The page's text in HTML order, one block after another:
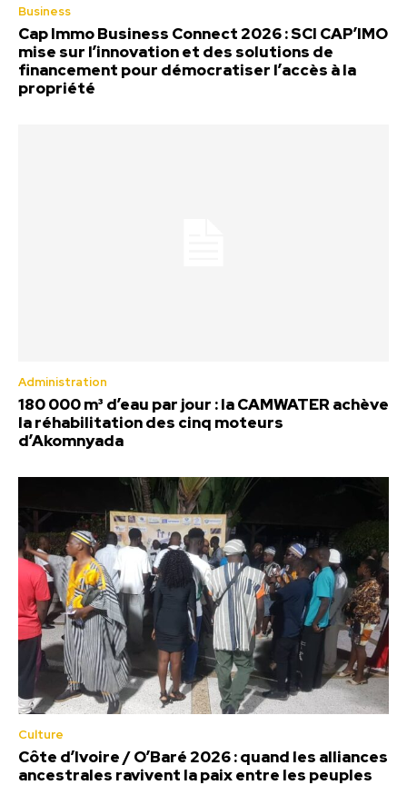
Business
Cap Immo Business Connect 2026 : SCI CAP’IMO
mise sur l’innovation et des solutions de
financement pour démocratiser l’accès à la
propriété
Administration
180 000 m³ d’eau par jour : la CAMWATER achève
la réhabilitation des cinq moteurs
d’Akomnyada
Culture
Côte d’Ivoire / O’Baré 2026 : quand les alliances
ancestrales ravivent la paix entre les peuples